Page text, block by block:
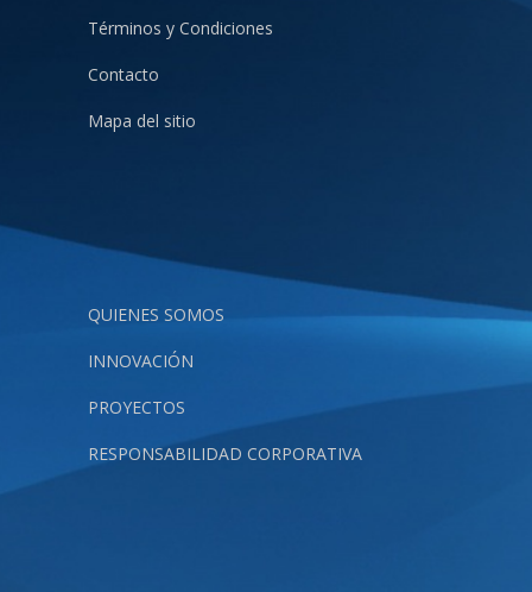
Términos y Condiciones
Contacto
Mapa del sitio
QUIENES SOMOS
INNOVACIÓN
PROYECTOS
RESPONSABILIDAD CORPORATIVA